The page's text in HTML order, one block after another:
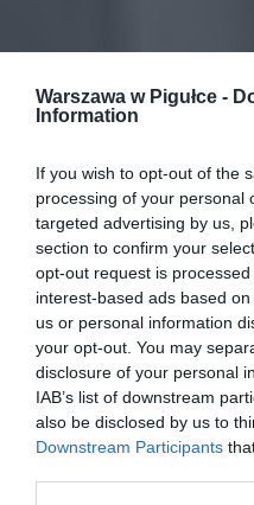
Warszawa w Pigułce -
Information
If you wish to opt-out of the
processing of your personal
targeted advertising by us,
section to confirm your
opt-out request is
interest-based ads based
us or personal information
your opt-out. You may
disclosure of your personal
IAB’s list of downstream
also be disclosed by us to
Downstream Participants